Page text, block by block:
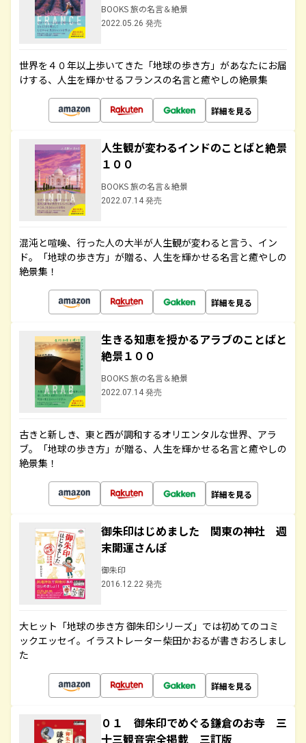
BOOKS 旅の名言＆絶景
2022.05.26 発売
世界を４０年以上歩いてきた「地球の歩き方」があなたにお届
けする、人生を輝かせるフランスの名言と癒やしの絶景集
詳細を見る
人生観が変わるインドのことばと絶景
１００
BOOKS 旅の名言＆絶景
2022.07.14 発売
混沌と喧噪、行った人の大半が人生観が変わると言う、イン
ド。「地球の歩き方」が贈る、人生を輝かせる名言と癒やしの
絶景集！
詳細を見る
生きる知恵を授かるアラブのことばと
絶景１００
BOOKS 旅の名言＆絶景
2022.07.14 発売
古きと新しき、東と西が調和するオリエンタルな世界、アラ
ブ。「地球の歩き方」が贈る、人生を輝かせる名言と癒やしの
絶景集！
詳細を見る
御朱印はじめました 関東の神社 週
末開運さんぽ
御朱印
2016.12.22 発売
大ヒット「地球の歩き方 御朱印シリーズ」では初めてのコミ
ックエッセイ。イラストレーター柴田かおるが書きおろしまし
た
詳細を見る
０１ 御朱印でめぐる鎌倉のお寺 三
十三観音完全掲載 三訂版